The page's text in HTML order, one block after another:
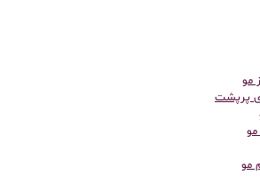
مو
پرپشت
مو